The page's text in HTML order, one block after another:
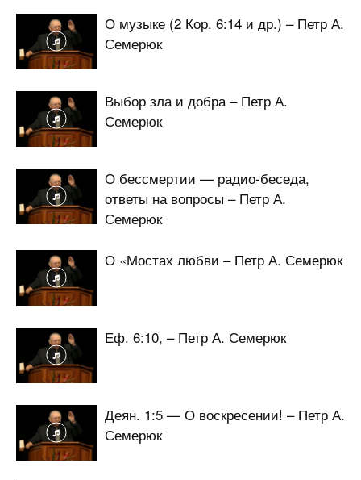
О музыке (2 Кор. 6:14 и др.) – Петр А.
Семерюк
Выбор зла и добра – Петр А.
Семерюк
О бессмертии — радио-беседа,
ответы на вопросы – Петр А.
Семерюк
О «Мостах любви – Петр А. Семерюк
Еф. 6:10, – Петр А. Семерюк
Деян. 1:5 — О воскресении! – Петр А.
Семерюк